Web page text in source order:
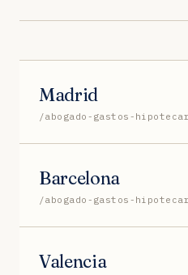
Madrid
/abogado-gastos-
Barcelona
/abogado-gastos-
Valencia